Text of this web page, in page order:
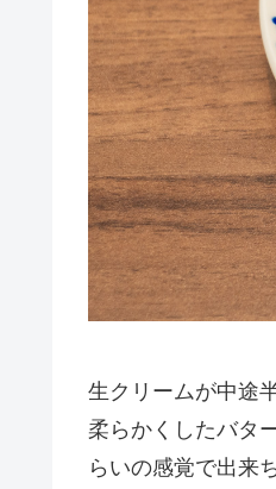
生クリームが中途
柔らかくしたバタ
らいの感覚で出来